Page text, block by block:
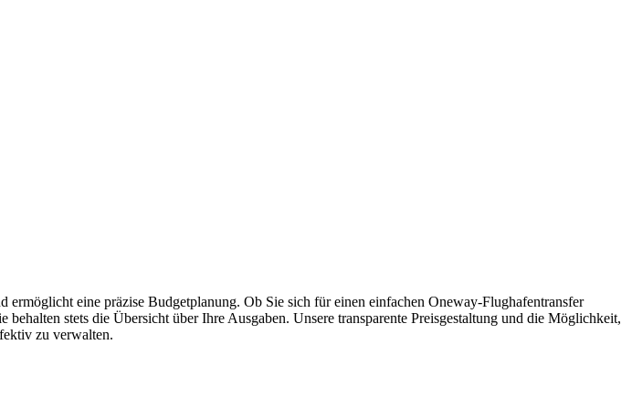
eine präzise Budgetplanung. Ob Sie sich für einen einfachen Oneway-Flughafentransfer
stets die Übersicht über Ihre Ausgaben. Unsere transparente Preisgestaltung und die Möglichkeit,
zu verwalten.